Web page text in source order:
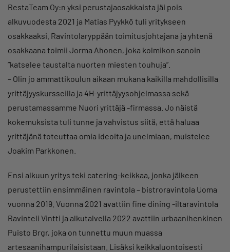
RestaTeam Oy:n yksi perustajaosakkaista jäi pois
alkuvuodesta 2021 ja Matias Pyykkö tuli yritykseen
osakkaaksi. Ravintolaryppään toimitusjohtajana ja yhtenä
osakkaana toimii Jorma Ahonen, joka kolmikon sanoin
”katselee taustalta nuorten miesten touhuja”.
– Olin jo ammattikoulun aikaan mukana kaikilla mahdollisilla
yrittäjyyskursseilla ja 4H-yrittäjyysohjelmassa sekä
perustamassamme Nuori yrittäjä -firmassa. Jo näistä
kokemuksista tuli tunne ja vahvistus siitä, että haluaa
yrittäjänä toteuttaa omia ideoita ja unelmiaan, muistelee
Joakim Parkkonen.
Ensi alkuun yritys teki catering-keikkaa, jonka jälkeen
perustettiin ensimmäinen ravintola – bistroravintola Uoma
vuonna 2019. Vuonna 2021 avattiin fine dining -iltaravintola
Ravinteli Vintti ja alkutalvella 2022 avattiin urbaanihenkinen
Puisto Brgr, joka on tunnettu muun muassa
artesaanihampurilaisistaan. Lisäksi keikkaluontoisesti